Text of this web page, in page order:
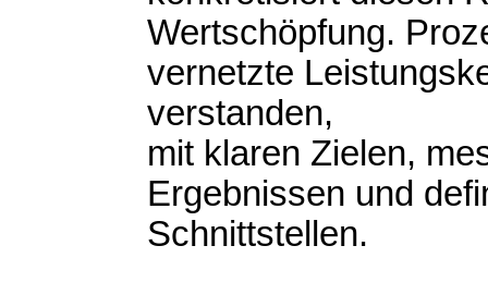
Wertschöpfung.
vernetzte
verstanden,
mit klaren Zielen,
Ergebnissen und
Schnittstellen.